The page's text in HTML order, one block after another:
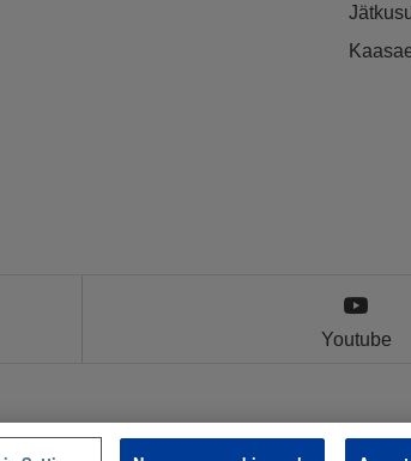
Youtube